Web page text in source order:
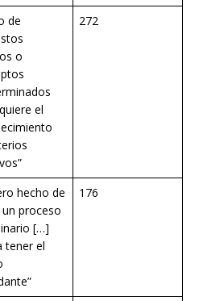
de
o
el
272
hecho de
proceso
[…]
tener el
176